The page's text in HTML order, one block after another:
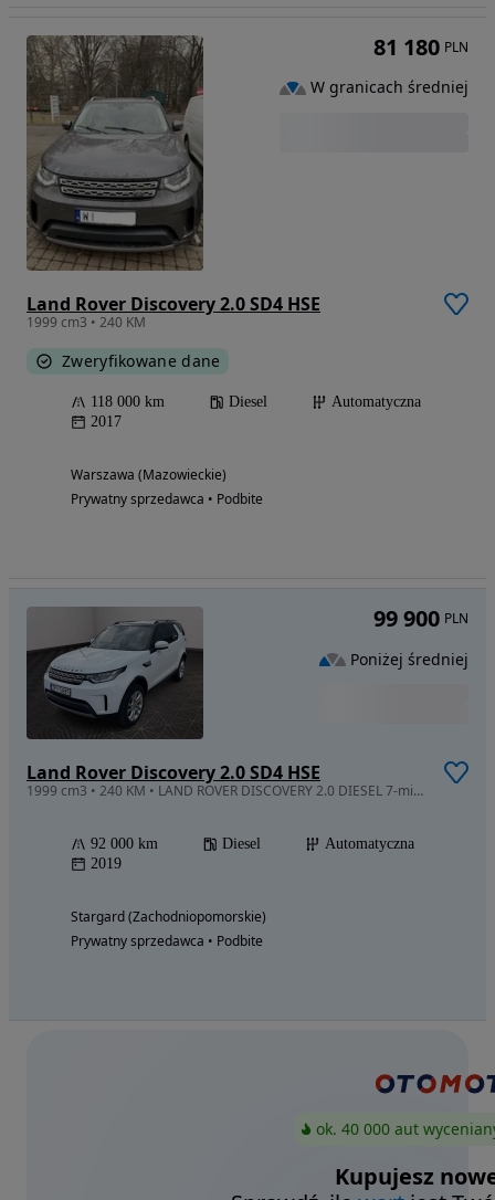
Land Rover Discovery 2.0 SD4 HSE
1999 cm3 • 240 KM
Zweryfikowane dane
118 000 km Diesel
Automatyczna
2017
Warszawa (Mazowieckie)
Prywatny sprzedawca • Podbite
81 180 PLN
W granicach średniej
Land Rover Discovery 2.0 SD4 HSE
1999 cm3 • 240 KM • LAND ROVER DISCOVERY 2.0 DIESEL 7-miejsc, pierwszy właściciel, F. VAT
92 000 km Diesel
Automatyczna
2019
Stargard (Zachodniopomorskie)
Prywatny sprzedawca • Podbite
99 900 PLN
Poniżej średniej
ok. 40 000 aut
Kupujesz